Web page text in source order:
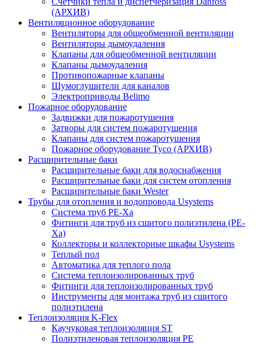
(АРХИВ)
Вентиляционное оборудование
Вентиляторы для общеобменной вентиляции
Вентиляторы дымоудаления
Клапаны для общеобменной вентиляции
Клапаны дымоудаления
Противопожарные клапаны
Шумоглушители для каналов
Электроприводы Belimo
Пожарное оборудование
Задвижки для пожаротушения
Затворы для систем пожаротушения
Клапаны для систем пожаротушения
Пожарное оборудование Tyco (АРХИВ)
Расширительные баки
Расширительные баки для водоснабжения
Расширительные баки для систем отопления
Расширительные баки Wester
Трубы для отопления и водопровода Usystems
Система труб PE-Xa
Фитинги для труб из сшитого полиэтилена (PE-
Xa)
Коллекторы и коллекторные шкафы Usystems
Теплый пол
Автоматика для теплого пола
Система теплоизолированных труб
Фитинги для теплоизолированных труб
Инструменты для монтажа труб из сшитого
полиэтилена
Теплоизоляция K-Flex
Каучуковая теплоизоляция ST
Полиэтиленовая теплоизоляция PE